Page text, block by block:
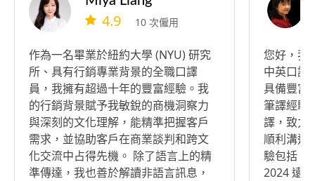
4.9 10 次僱用
作為一名畢業於紐約大學 (NYU) 研究
所、具有行銷專業背景的全職口譯
員，我擁有超過十年的豐富經驗。我
的行銷背景賦予我敏銳的商機洞察力
與深刻的文化理解，能精準把握客戶
需求，並協助客戶在商業談判和跨文
化交流中占得先機。 除了語言上的精
準傳達，我也善於解讀非語言訊息，
您好，我
中英口譯
具備豐富
筆譯經驗
譯，致力
順利溝通達成共
驗包括：
2024 遠